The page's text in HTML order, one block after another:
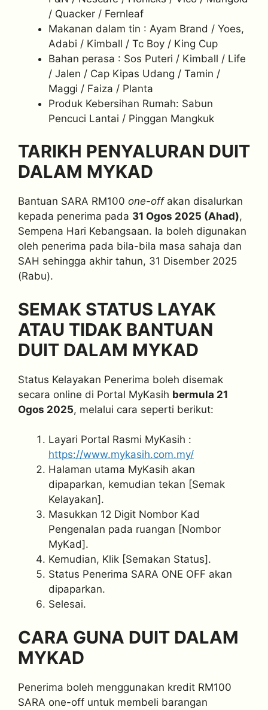
/ Quacker / Fernleaf
Makanan dalam tin : Ayam Brand / Yoes,
Adabi / Kimball / Tc Boy / King Cup
Bahan perasa : Sos Puteri / Kimball / Life
/ Jalen / Cap Kipas Udang / Tamin /
Maggi / Faiza / Planta
Produk Kebersihan Rumah: Sabun
Pencuci Lantai / Pinggan Mangkuk
TARIKH PENYALURAN DUIT
DALAM MYKAD
Bantuan SARA RM100 one-offakan disalurkan
kepada penerima pada 31 Ogos 2025 (Ahad),
Sempena Hari Kebangsaan. Ia boleh digunakan
oleh penerima pada bila-bila masa sahaja dan
SAH sehingga akhir tahun, 31 Disember 2025
(Rabu).
SEMAK STATUS LAYAK
ATAU TIDAK BANTUAN
DUIT DALAM MYKAD
Status Kelayakan Penerima boleh disemak
secara online di Portal MyKasih bermula 21
Ogos 2025, melalui cara seperti berikut:
Layari Portal Rasmi MyKasih :
https://www.mykasih.com.my/
Halaman utama MyKasih akan
dipaparkan, kemudian tekan [Semak
Kelayakan].
Masukkan 12 Digit Nombor Kad
Pengenalan pada ruangan [Nombor
MyKad].
Kemudian, Klik [Semakan Status].
Status Penerima SARA ONE OFF akan
dipaparkan.
Selesai.
CARA GUNA DUIT DALAM
MYKAD
Penerima boleh menggunakan kredit RM100
SARA one-off untuk membeli barangan